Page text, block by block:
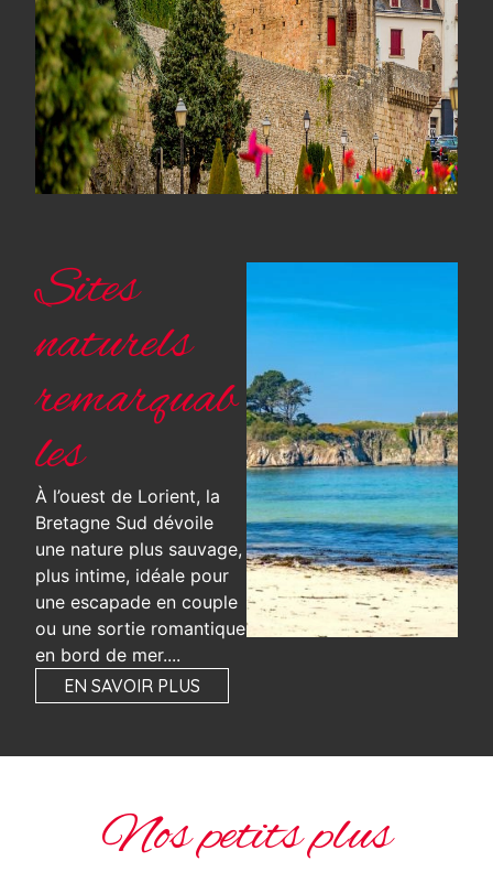
Sites
naturels
remarquab
les
À l’ouest de Lorient, la
Bretagne Sud dévoile
une nature plus sauvage,
plus intime, idéale pour
une escapade en couple
ou une sortie romantique
en bord de mer....
EN SAVOIR PLUS
Nos petits plus